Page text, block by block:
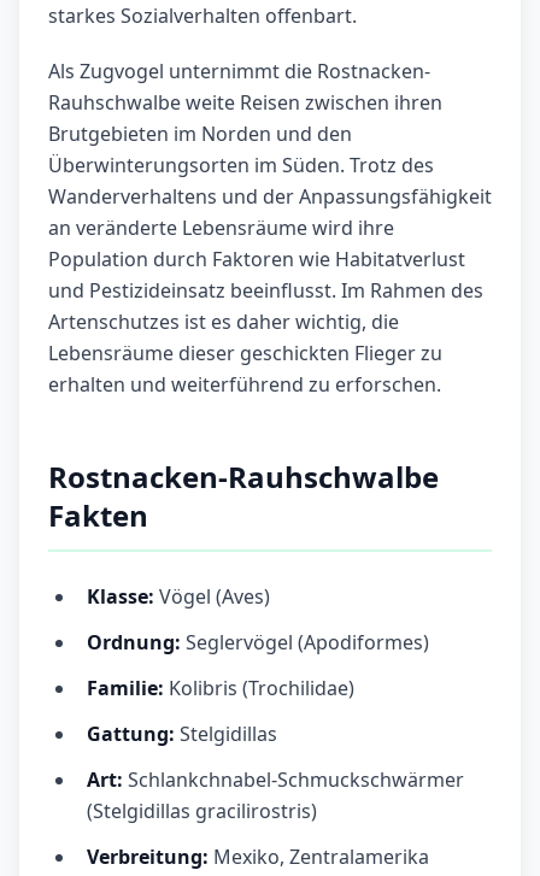
starkes Sozialverhalten offenbart.
Als Zugvogel unternimmt die Rostnacken-
Rauhschwalbe weite Reisen zwischen ihren
Brutgebieten im Norden und den
Überwinterungsorten im Süden. Trotz des
Wanderverhaltens und der Anpassungsfähigkeit
an veränderte Lebensräume wird ihre
Population durch Faktoren wie Habitatverlust
und Pestizideinsatz beeinflusst. Im Rahmen des
Artenschutzes ist es daher wichtig, die
Lebensräume dieser geschickten Flieger zu
erhalten und weiterführend zu erforschen.
Rostnacken-Rauhschwalbe
Fakten
Klasse: Vögel (Aves)
Ordnung: Seglervögel (Apodiformes)
Familie: Kolibris (Trochilidae)
Gattung: Stelgidillas
Art: Schlankchnabel-Schmuckschwärmer
(Stelgidillas gracilirostris)
Verbreitung: Mexiko, Zentralamerika